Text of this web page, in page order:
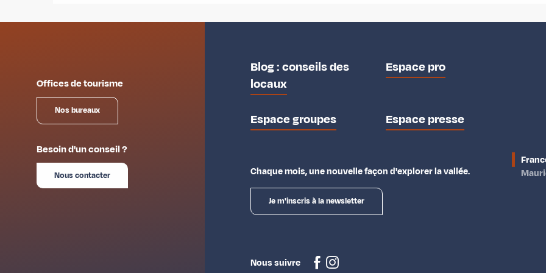
Offices de tourisme
Nos bureaux
Besoin d'un conseil ?
Nous contacter
Blog : conseils des
locaux
Espace pro
Espace groupes Espace presse
Chaque mois, une nouvelle façon d'explorer la vallée.
Je m'inscris à la newsletter
Nous suivre